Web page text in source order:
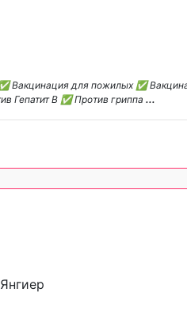
Вакцинация для пожилых ✅
Гепатит B ✅ Против гриппа ...